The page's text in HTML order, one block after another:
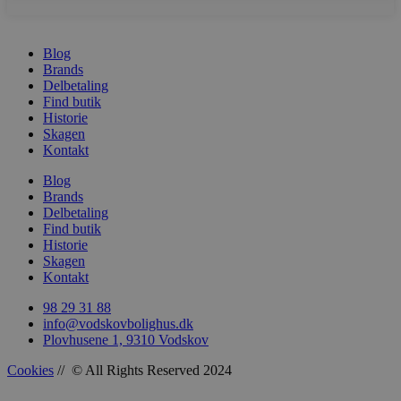
Blog
Brands
Delbetaling
Find butik
Historie
Skagen
Kontakt
Blog
Brands
Delbetaling
Find butik
Historie
Skagen
Kontakt
98 29 31 88
info@vodskovbolighus.dk
Plovhusene 1, 9310 Vodskov
Cookies // © All Rights Reserved 2024
woocommerce_recently_viewed
wp_woocommerce_session_[abcdef0123456789]